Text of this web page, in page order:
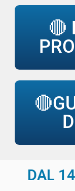
🔴
DAL